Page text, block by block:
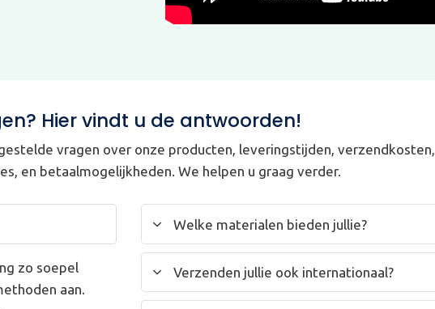
Hier vindt u de antwoorden!
vragen over onze producten, leveringstijden, verzendkosten,
en betaalmogelijkheden. We helpen u graag verder.
zo soepel
aan.
Welke materialen bieden jullie?
Verzenden jullie ook internationaal?